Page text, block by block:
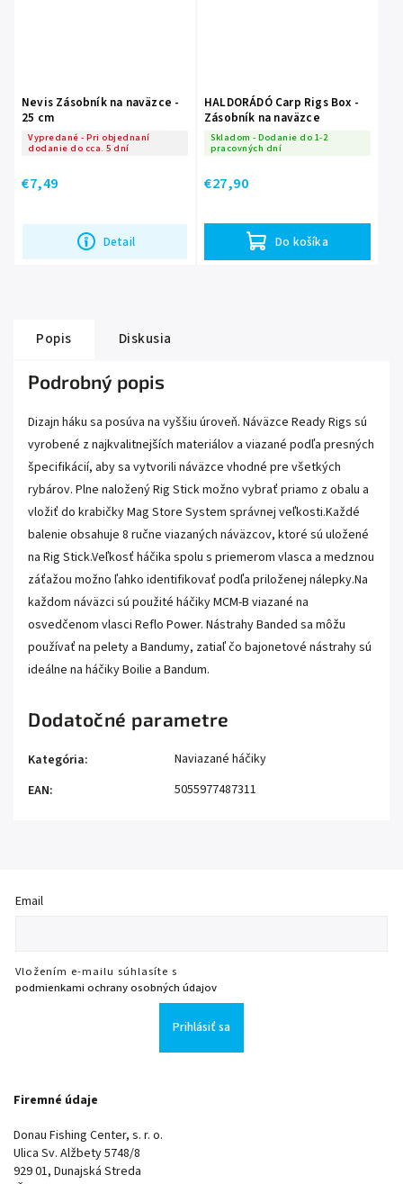
Nevis Zásobník na naväzce -
25 cm
Vypredané - Pri objednaní
dodanie do cca. 5 dní
€7,49
Detail
HALDORÁDÓ Carp Rigs Box -
Zásobník na naväzce
Skladom - Dodanie do 1-2
pracovných dní
€27,90
Do košíka
Popis Diskusia
Podrobný popis
Dizajn háku sa posúva na vyššiu úroveň. Náväzce Ready Rigs sú
vyrobené z najkvalitnejších materiálov a viazané podľa presných
špecifikácií, aby sa vytvorili náväzce vhodné pre všetkých
rybárov. Plne naložený Rig Stick možno vybrať priamo z obalu a
vložiť do krabičky Mag Store System správnej veľkosti.Každé
balenie obsahuje 8 ručne viazaných náväzcov, ktoré sú uložené
na Rig Stick.Veľkosť háčika spolu s priemerom vlasca a medznou
záťažou možno ľahko identifikovať podľa priloženej nálepky.Na
každom náväzci sú použité háčiky MCM-B viazané na
osvedčenom vlasci Reflo Power. Nástrahy Banded sa môžu
používať na pelety a Bandumy, zatiaľ čo bajonetové nástrahy sú
ideálne na háčiky Boilie a Bandum.
Dodatočné parametre
Kategória:
Naviazané háčiky
EAN: 5055977487311
Email
Vložením e-mailu súhlasíte s
podmienkami ochrany osobných údajov
Prihlásiť sa
Firemné údaje
Donau Fishing Center, s. r. o.
Ulica Sv. Alžbety 5748/8
929 01, Dunajská Streda